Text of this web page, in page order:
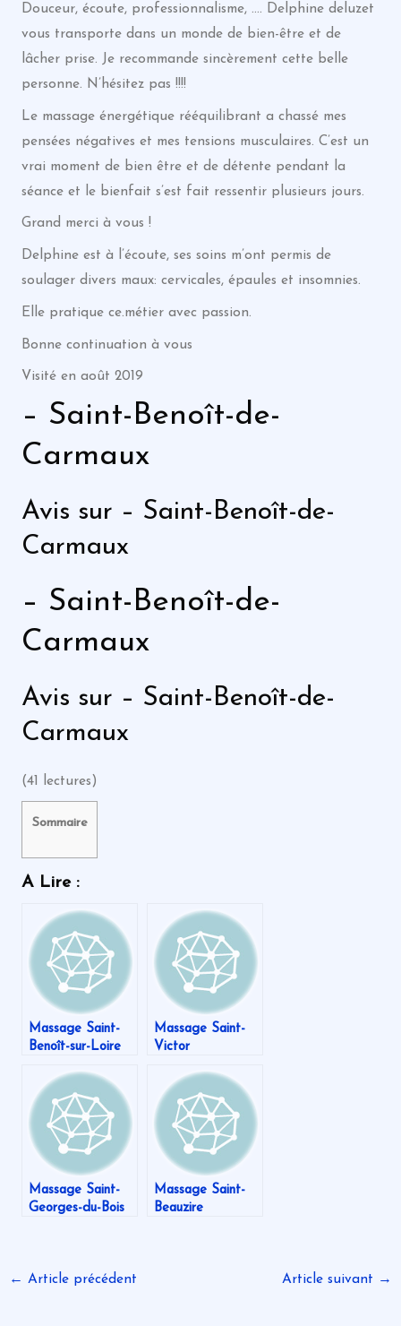
Douceur, écoute, professionnalisme, …. Delphine deluzet
vous transporte dans un monde de bien-être et de
lâcher prise. Je recommande sincèrement cette belle
personne. N’hésitez pas !!!!
Le massage énergétique rééquilibrant a chassé mes
pensées négatives et mes tensions musculaires. C’est un
vrai moment de bien être et de détente pendant la
séance et le bienfait s’est fait ressentir plusieurs jours.
Grand merci à vous !
Delphine est à l’écoute, ses soins m’ont permis de
soulager divers maux: cervicales, épaules et insomnies.
Elle pratique ce.métier avec passion.
Bonne continuation à vous
Visité en août 2019
– Saint-Benoît-de-
Carmaux
Avis sur – Saint-Benoît-de-
Carmaux
– Saint-Benoît-de-
Carmaux
Avis sur – Saint-Benoît-de-
Carmaux
(41 lectures)
Sommaire
A Lire :
Massage Saint-
Benoît-sur-Loire
Massage Saint-
Victor
Massage Saint-
Georges-du-Bois
Massage Saint-
Beauzire
← Article précédent Article suivant →